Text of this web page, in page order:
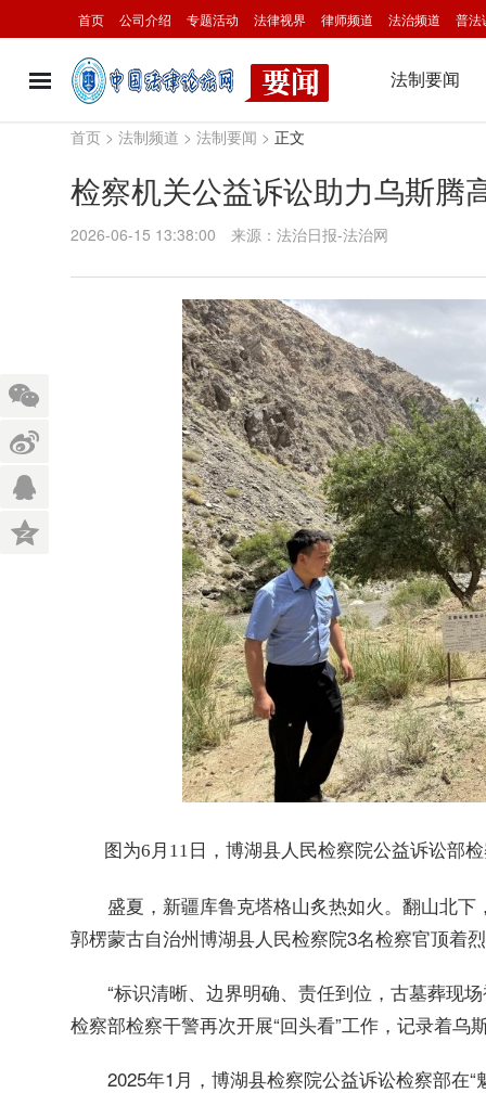
首页 公司介绍 专题活动 法律视界 律师频道 法治频道 普法
法制要闻
首页 > 法制频道 > 法制要闻 > 正文
检察机关公益诉讼助力乌斯腾
2026-06-15 13:38:00 来源：法治日报-法治网
图为6月11日，博湖县人民检察院公益诉讼部
盛夏，新疆库鲁克塔格山炙热如火。翻山北
郭楞蒙古自治州博湖县人民检察院3名检察官顶着
“标识清晰、边界明确、责任到位，古墓葬现
检察部检察干警再次开展“回头看”工作，记录着
2025年1月，博湖县检察院公益诉讼检察部在